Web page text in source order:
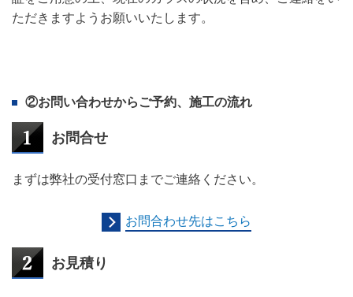
ただきますようお願いいたします。
②お問い合わせからご予約、施工の流れ
お問合せ
まずは弊社の受付窓口までご連絡ください。
お問合わせ先はこちら
お見積り